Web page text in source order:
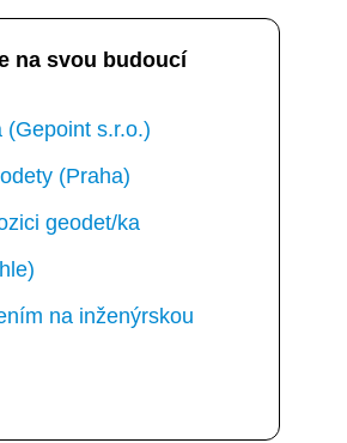
na svou budoucí
s.r.o.)
(Praha)
geodet/ka
na inženýrskou